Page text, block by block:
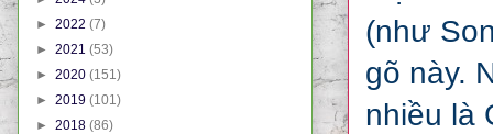
(như
gõ này.
nhiều là
► 2022 (7)
► 2021 (53)
► 2020 (151)
► 2019 (101)
► 2018 (86)